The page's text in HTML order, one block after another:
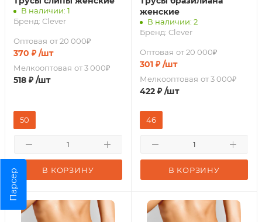
В наличии: 1
Бренд: Clever
Оптовая от 20 000₽
370 ₽ /шт
Мелкооптовая от 3 000₽
518 ₽ /шт
В КОРЗИНУ
50
женские
В наличии: 2
Бренд: Clever
Оптовая от 20 000₽
301₽ /шт
Мелкооптовая от 3 000₽
422₽ /шт
В КОРЗИНУ
46
Парсер